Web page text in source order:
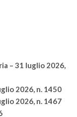
– 31 luglio 2026,
2026, n. 1450
2026, n. 1467